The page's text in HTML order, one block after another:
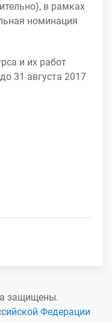
в рамках
номинация
и их работ
31 августа 2017
защищены.
Федерации